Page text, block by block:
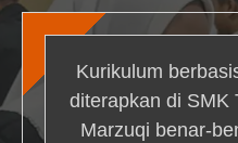
Kurikulum
diterapkan di SMK
Marzuqi benar-